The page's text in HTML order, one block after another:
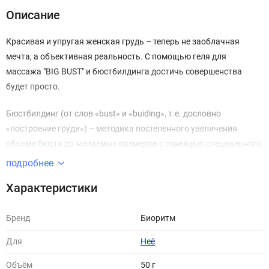
Описание
Красивая и упругая женская грудь – теперь не заоблачная
мечта, а объективная реальность. С помощью геля для
массажа "BIG BUST" и бюстбилдинга достичь совершенства
будет просто.
Бюстбилдинг (от слов «bust» и «buiding», т.е. дословно
«построение груди») – методика постепенного увеличения
объема бюста до желаемых размеров с помощью специального
массажа, т.е. естественным образом, без хирургического
молочной железы и между ее долями находится жировая ткань,
груди. Гель "BIG BUST" способствует образованию липидных
и подтягивающее действие. Его особенная структура
обеспечивает нежное и длительное скольжение во время
подробнее
Характеристики
Бренд Биоритм
Для Неё
Объём 50 г